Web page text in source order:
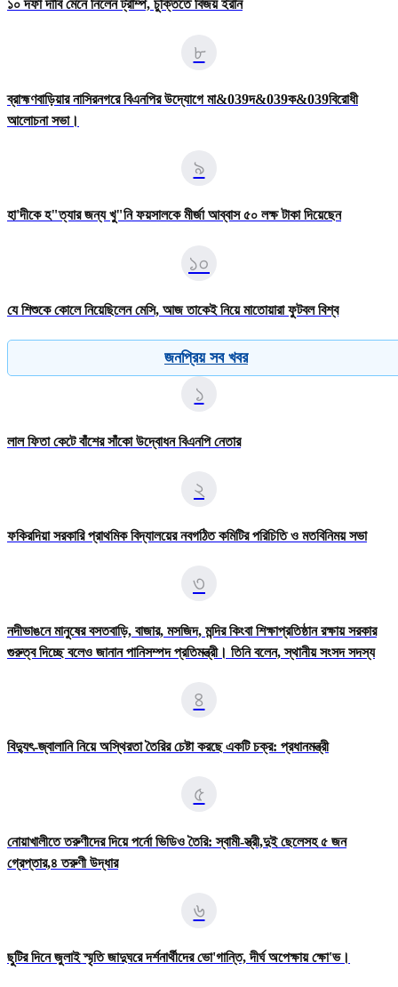
১০ দফা দাবি মেনে নিলেন ট্রাম্প, চুক্তিতে বিজয় ইরান
৮
ব্রাহ্মণবাড়িয়ার নাসিরনগরে বিএনপির উদ্যােগে মা&039দ&039ক&039বিরোধী
আলোচনা সভা।
৯
হা'দীকে হ"ত্যার জন্য খু"নি ফয়সালকে মীর্জা আব্বাস ৫০ লক্ষ টাকা দিয়েছেন
১০
যে শিশুকে কোলে নিয়েছিলেন মেসি, আজ তাকেই নিয়ে মাতোয়ারা ফুটবল বিশ্ব
জনপ্রিয় সব খবর
১
লাল ফিতা কেটে বাঁশের সাঁকো উদ্বোধন বিএনপি নেতার
২
ফকিরদিয়া সরকারি প্রাথমিক বিদ্যালয়ের নবগঠিত কমিটির পরিচিতি ও মতবিনিময় সভা
৩
নদীভাঙনে মানুষের বসতবাড়ি, বাজার, মসজিদ, মন্দির কিংবা শিক্ষাপ্রতিষ্ঠান রক্ষায় সরকার
গুরুত্ব দিচ্ছে বলেও জানান পানিসম্পদ প্রতিমন্ত্রী। তিনি বলেন, স্থানীয় সংসদ সদস্য
৪
বিদ্যুৎ-জ্বালানি নিয়ে অস্থিরতা তৈরির চেষ্টা করছে একটি চক্র: প্রধানমন্ত্রী
৫
নোয়াখালীতে তরুণীদের দিয়ে পর্নো ভিডিও তৈরি: স্বামী-স্ত্রী,দুই ছেলেসহ ৫ জন
গ্রেপ্তার,৪ তরুণী উদ্ধার
৬
ছুটির দিনে জুলাই স্মৃতি জাদুঘরে দর্শনার্থীদের ভো'গান্তি, দীর্ঘ অপেক্ষায় ক্ষো'ভ।